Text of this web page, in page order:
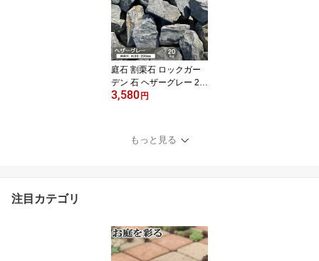
石 ガーデニング 外構 石
材 ガーデンロック ゴロ
タ石 砕石 約80-200mm
庭石 割栗石 ロックガー
デン 石 ヘザーグレー 20
kg 割栗石 グレー ゴロタ
片麻岩 クラッシュロック
置き石 おしゃれ ロック
3,580円
もっと見る
注目カテゴリ